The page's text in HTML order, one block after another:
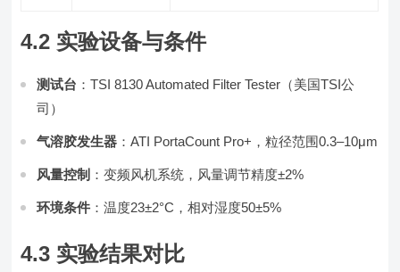
4.2 实验设备与条件
测试台 ：TSI 8130 Automated Filter Tester（美国TSI公
司）
气溶胶发生器 ：ATI PortaCount Pro+，粒径范围0.3–10μm
风量控制 ：变频风机系统，风量调节精度±2%
环境条件 ：温度23±2°C，相对湿度50±5%
4.3 实验结果对比